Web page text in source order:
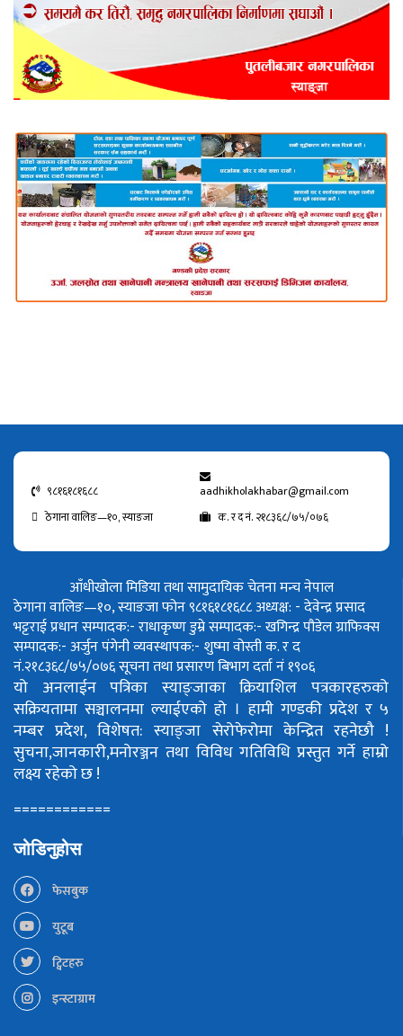
९८१६१८१६८८
aadhikholakhabar@gmail.com
ठेगाना वालिङ—१०, स्याङजा
क. र द नं. २१८३६८/७५/०७६
आँधीखोला मिडिया तथा सामुदायिक चेतना मन्च नेपाल
ठेगाना वालिङ—१०, स्याङजा फोन ९८१६१८१६८८अध्यक्ष: - देवेन्द्र प्रसाद
भट्टराईप्रधान सम्पादक:- राधाकृष्ण डुम्रेसम्पादक:- खगिन्द्र पौडेलग्राफिक्स
सम्पादक:- अर्जुन पंगेनीव्यवस्थापक:- शुष्मा वोस्तीक. र द
नं.२१८३६८/७५/०७६सूचना तथा प्रसारण बिभाग दर्ता नं १९०६
यो अनलाईन पत्रिका स्याङ्जाका क्रियाशिल पत्रकारहरुको
सक्रियतामा सञ्चालनमा ल्याईएको हो । हामी गण्डकी प्रदेश र ५
नम्बर प्रदेश, विशेषत: स्याङ्जा सेरोफेरोमा केन्द्रित रहनेछौ !
सुचना,जानकारी,मनोरञ्जन तथा विविध गतिविधि प्रस्तुत गर्ने हाम्रो
लक्ष्य रहेको छ !
============
जोडिनुहोस
फेसबुक
युटूब
ट्विटहरु
इन्स्टाग्राम